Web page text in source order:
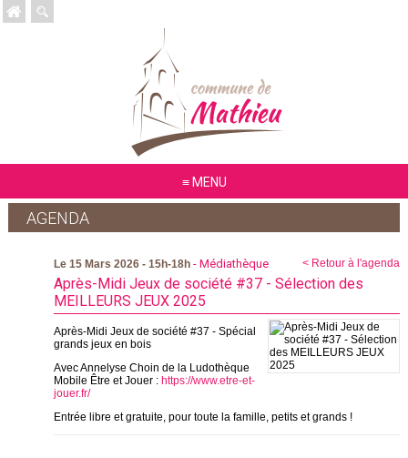
MENU
AGENDA
< Retour à l'agenda
Le 15 Mars 2026 - 15h-18h- Médiathèque
Après-Midi Jeux de société #37 - Sélection des
MEILLEURS JEUX 2025
Après-Midi Jeux de société #37 - Spécial
grands jeux en bois
Avec Annelyse Choin de la Ludothèque
Mobile Être et Jouer : https://www.etre-et-
jouer.fr/
Entrée libre et gratuite, pour toute la famille, petits et grands !